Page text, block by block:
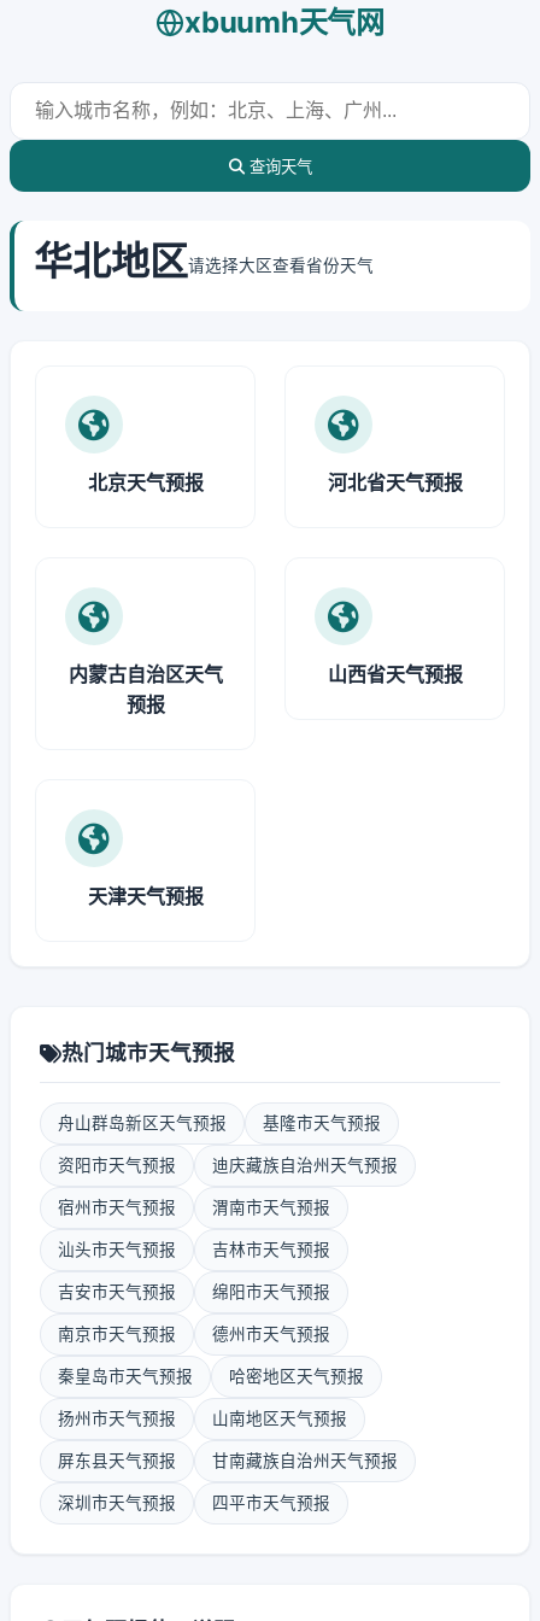
xbuumh天气网
查询天气
华北地区请选择大区查看省份天气
北京天气预报 河北省天气预报
内蒙古自治区天气
预报
山西省天气预报
天津天气预报
热门城市天气预报
舟山群岛新区天气预报 基隆市天气预报
资阳市天气预报 迪庆藏族自治州天气预报
宿州市天气预报 渭南市天气预报
汕头市天气预报 吉林市天气预报
吉安市天气预报 绵阳市天气预报
南京市天气预报 德州市天气预报
秦皇岛市天气预报 哈密地区天气预报
扬州市天气预报 山南地区天气预报
屏东县天气预报 甘南藏族自治州天气预报
深圳市天气预报 四平市天气预报